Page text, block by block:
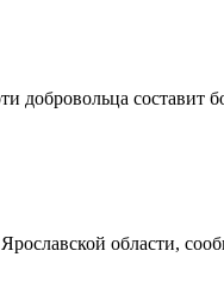
добровольца составит
области,